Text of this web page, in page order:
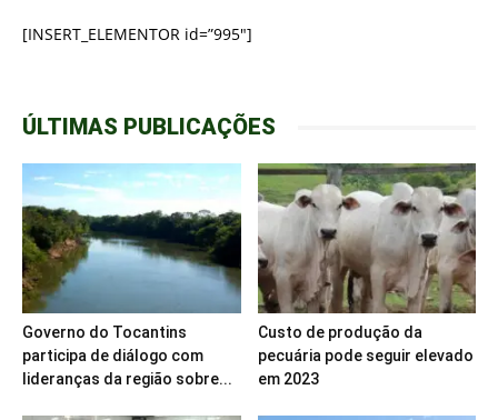
[INSERT_ELEMENTOR id=”995″]
ÚLTIMAS PUBLICAÇÕES
Governo do Tocantins
participa de diálogo com
lideranças da região sobre...
Custo de produção da
pecuária pode seguir elevado
em 2023